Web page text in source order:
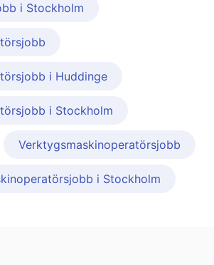
i Stockholm
i Huddinge
i Stockholm
Verktygsmaskinoperatörsjobb
i Stockholm